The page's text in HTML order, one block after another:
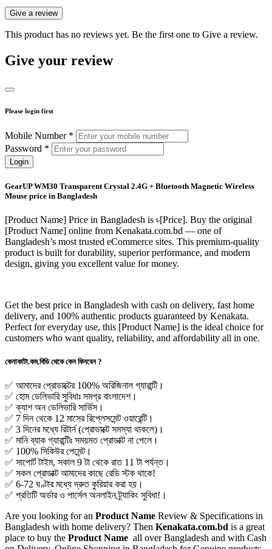
Give a review
This product has no reviews yet. Be the first one to Give a review.
Give your review
Please login first
Mobile Number *
Password *
Login
GearUP WM30 Transparent Crystal 2.4G + Bluetooth Magnetic Wireless
Mouse price in Bangladesh
[Product Name] Price in Bangladesh is ৳[Price]. Buy the original
[Product Name] online from Kenakata.com.bd — one of
Bangladesh’s most trusted eCommerce sites. This premium-quality
product is built for durability, superior performance, and modern
design, giving you excellent value for money.
Get the best price in Bangladesh with cash on delivery, fast home
delivery, and 100% authentic products guaranteed by Kenakata.
Perfect for everyday use, this [Product Name] is the ideal choice for
customers who want quality, reliability, and affordability all in one.
কেনাকাটা.কম.বিডি থেকে কেন কিনবেন ?
✅ আমাদের প্রোডাক্টের 100% অরিজিনাল গ্যারান্টি।
✅ হোম ডেলিভারি সুবিধাঃ সমগ্র বাংলাদেশ।
✅ ক্যাশ অন ডেলিভারি সার্ভিস।
✅ 7 দিন থেকে 12 মাসের রিপ্লেসমেন্ট ওয়ারেন্টি।
✅ 3 দিনের মধ্যে রিটার্ন (প্রোডাক্টে সমস্যা থাকলে)।
✅ মানি ব্যাক গ্যারান্টিঃ সময়মত প্রোডাক্ট না পেলে।
✅ 100% সিকিউর পেমেন্ট।
✅ সাপোর্ট টাইম, সকাল 9 টা থেকে রাত 11 টা পর্যন্ত।
✅ সকল প্রোডাক্ট আমাদের কাছে রেডি স্টক থাকে!
✅ 6-72 ঘণ্টার মধ্যে দ্রুত কুরিয়ার করা হয়।
✅ প্রতিটি অর্ডার ও পার্সেল অনলাইন ট্র্যাকিং সুবিধা!।
Are you looking for an Product Name Review & Specifications in
Bangladesh with home delivery? Then Kenakata.com.bd is a great
place to buy the Product Name all over Bangladesh and with Cash